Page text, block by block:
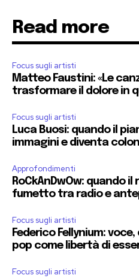
Read more
Focus sugli artisti
Matteo Faustini: «Le
trasformare il dolore in
Focus sugli artisti
Luca Buosi: quando il
immagini e diventa
Approfondimenti
RoCkAnDwOw: quando
fumetto tra radio e
Focus sugli artisti
Federico Fellynium:
pop come libertà di
Focus sugli artisti